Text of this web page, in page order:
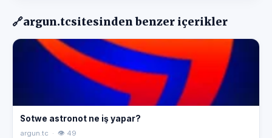
🔗argun.tcsitesinden benzer içerikler
Sotwe astronot ne iş yapar?
argun.tc · 👁 49